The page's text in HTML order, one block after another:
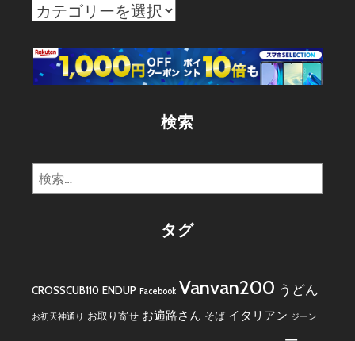
カ
ゴ
リ
検索
検
索:
タグ
CROSSCUB110 ENDUP Facebook Vanvan200 うどん
お初天神通り お取り寄せ お遍路さん そば イタリアン ジーン